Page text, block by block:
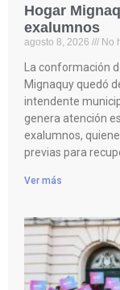
Hogar
exalumnos
agosto 8, 2026 No
La conformación
Mignaquy quedó
intendente
genera atención
exalumnos,
previas para
Ver más